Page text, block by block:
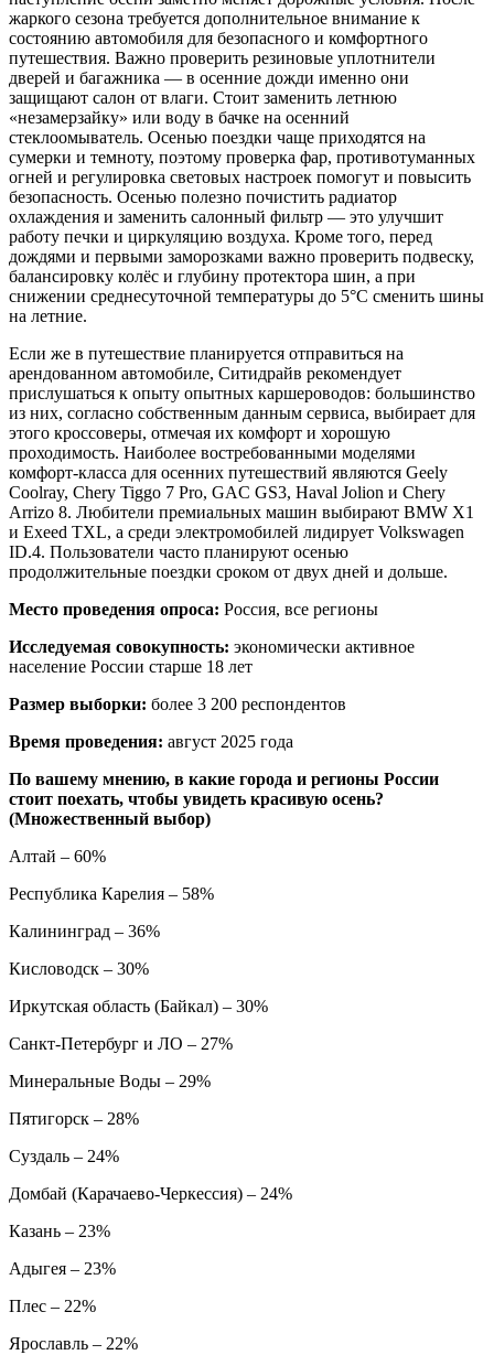
жаркого сезона требуется дополнительное внимание к
состоянию автомобиля для безопасного и комфортного
путешествия. Важно проверить резиновые уплотнители
дверей и багажника — в осенние дожди именно они
защищают салон от влаги. Стоит заменить летнюю
«незамерзайку» или воду в бачке на осенний
стеклоомыватель. Осенью поездки чаще приходятся на
сумерки и темноту, поэтому проверка фар, противотуманных
огней и регулировка световых настроек помогут и повысить
безопасность. Осенью полезно почистить радиатор
охлаждения и заменить салонный фильтр — это улучшит
работу печки и циркуляцию воздуха. Кроме того, перед
дождями и первыми заморозками важно проверить подвеску,
балансировку колёс и глубину протектора шин, а при
снижении среднесуточной температуры до 5°C сменить шины
на летние.
Если же в путешествие планируется отправиться на
арендованном автомобиле, Ситидрайв рекомендует
прислушаться к опыту опытных каршероводов: большинство
из них, согласно собственным данным сервиса, выбирает для
этого кроссоверы, отмечая их комфорт и хорошую
проходимость. Наиболее востребованными моделями
комфорт-класса для осенних путешествий являются Geely
Coolray, Chery Tiggo 7 Pro, GAC GS3, Haval Jolion и Chery
Arrizo 8. Любители премиальных машин выбирают BMW X1
и Exeed TXL, а среди электромобилей лидирует Volkswagen
ID.4. Пользователи часто планируют осенью
продолжительные поездки сроком от двух дней и дольше.
Место проведения опроса: Россия, все регионы
Исследуемая совокупность: экономически активное
население России старше 18 лет
Размер выборки: более 3 200 респондентов
Время проведения: август 2025 года
По вашему мнению, в какие города и регионы России
стоит поехать, чтобы увидеть красивую осень?
(Множественный выбор)
Алтай – 60%
Республика Карелия – 58%
Калининград – 36%
Кисловодск – 30%
Иркутская область (Байкал) – 30%
Санкт-Петербург и ЛО – 27%
Минеральные Воды – 29%
Пятигорск – 28%
Суздаль – 24%
Домбай (Карачаево-Черкессия) – 24%
Казань – 23%
Адыгея – 23%
Плес – 22%
Ярославль – 22%